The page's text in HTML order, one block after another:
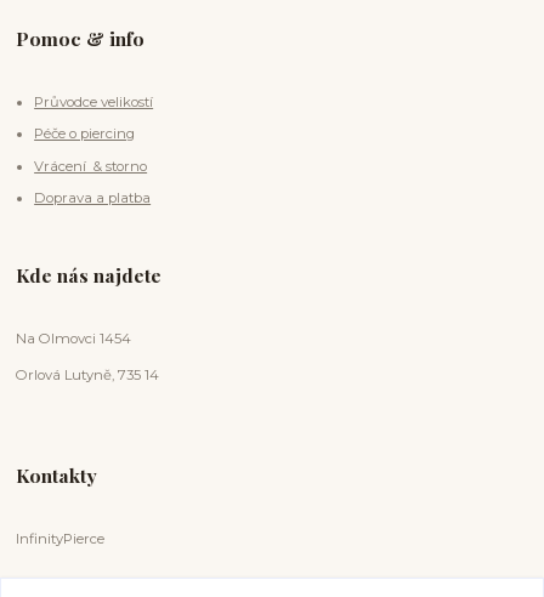
Pomoc & info
Průvodce velikostí
Péče o piercing
Vrácení & storno
Doprava a platba
Kde nás najdete
Na Olmovci 1454
Orlová Lutyně, 735 14
Kontakty
InfinityPierce